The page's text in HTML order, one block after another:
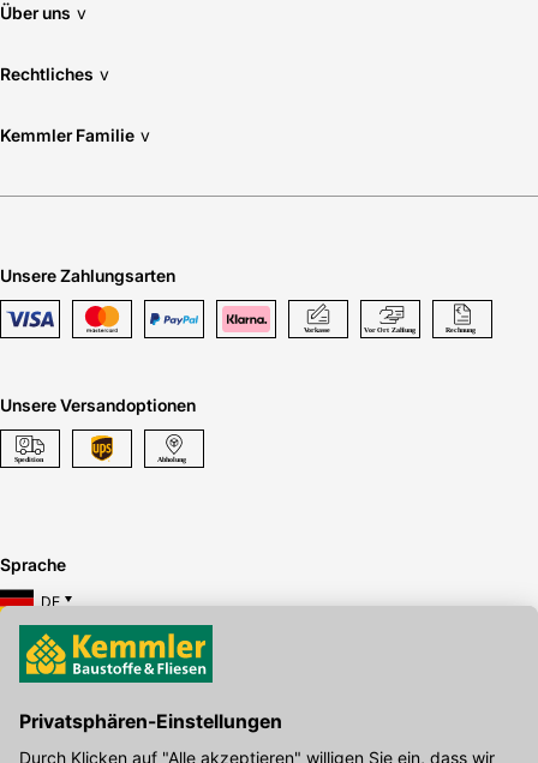
Über uns v
Rechtliches v
Kemmler Familie v
Unsere Zahlungsarten
Unsere Versandoptionen
Sprache
DE
Hier gibt's die kostenlose App